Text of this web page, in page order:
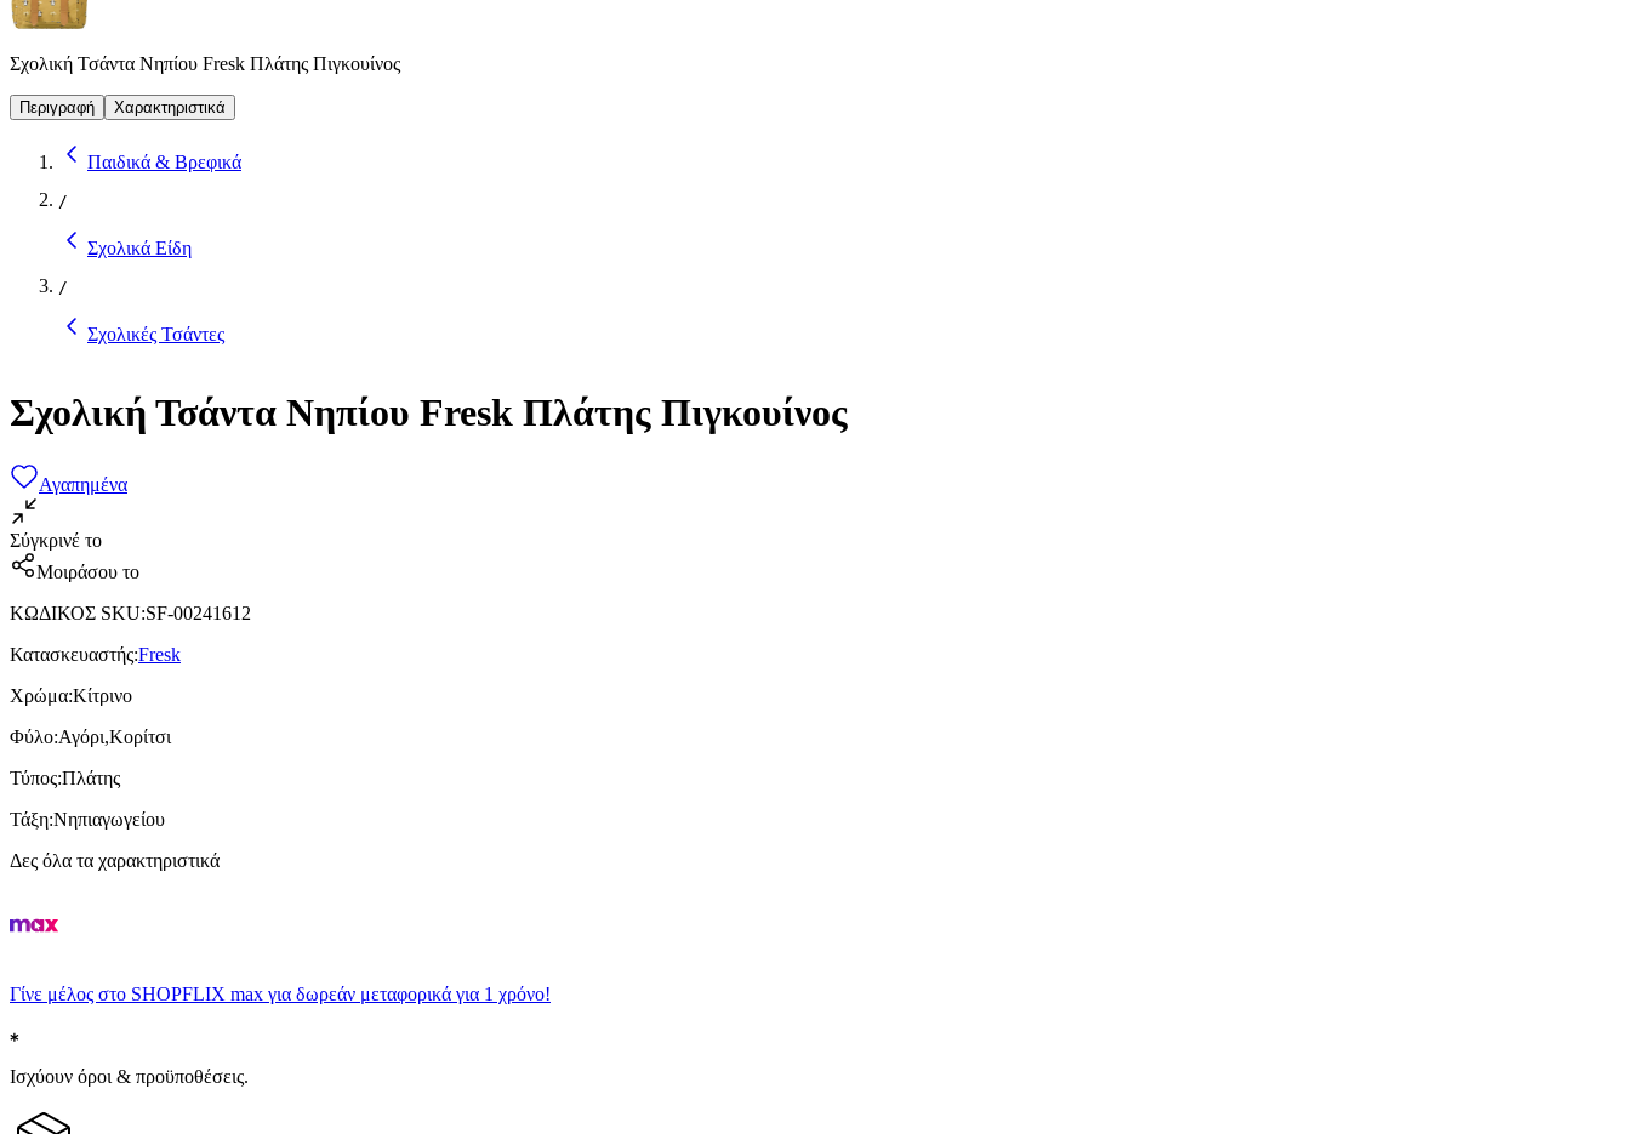
Σχολική Τσάντα Νηπίου Fresk Πλάτης Πιγκουίνος
Περιγραφή Χαρακτηριστικά
Παιδικά & Βρεφικά
/
Σχολικά Είδη
/
Σχολικές Τσάντες
Σχολική Τσάντα Νηπίου Fresk Πλάτης Πιγκουίνος
Αγαπημένα
Σύγκρινέ το
Μοιράσου το
ΚΩΔΙΚΟΣ SKU:SF-00241612
Κατασκευαστής:Fresk
Χρώμα:Κίτρινο
Φύλο:Αγόρι,Κορίτσι
Τύπος:Πλάτης
Τάξη:Νηπιαγωγείου
Δες όλα τα χαρακτηριστικά
Γίνε μέλος στο SHOPFLIX max για δωρεάν μεταφορικά για 1 χρόνο!
Ισχύουν όροι & προϋποθέσεις.